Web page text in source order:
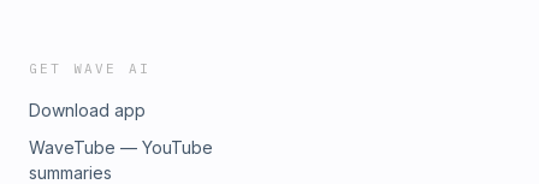
GET WAVE AI
Download app
WaveTube — YouTube
summaries